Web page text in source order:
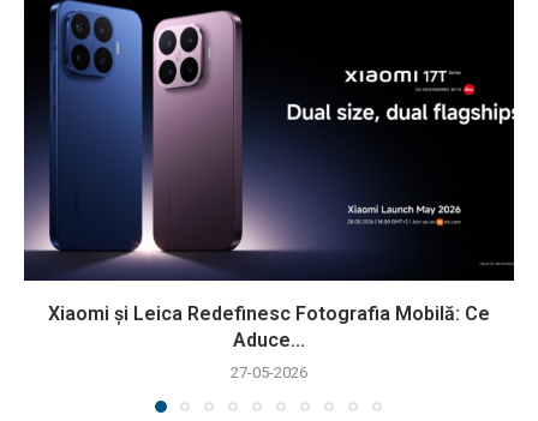
Xiaomi și Leica Redefinesc Fotografia Mobilă: Ce
Aduce...
27-05-2026